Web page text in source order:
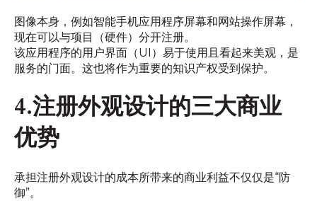
图像本身，例如智能手机应用程序屏幕和网站操作屏幕，
现在可以与项目（硬件）分开注册。
该应用程序的用户界面（UI）易于使用且看起来美观，是
服务的门面。这也将作为重要的知识产权受到保护。
4.注册外观设计的三大商业
优势
承担注册外观设计的成本所带来的商业利益不仅仅是“防
御”。